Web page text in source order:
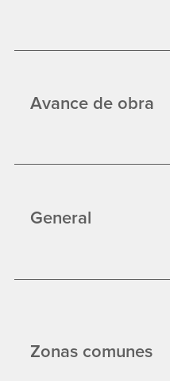
Avance de obra
General
Zonas comunes